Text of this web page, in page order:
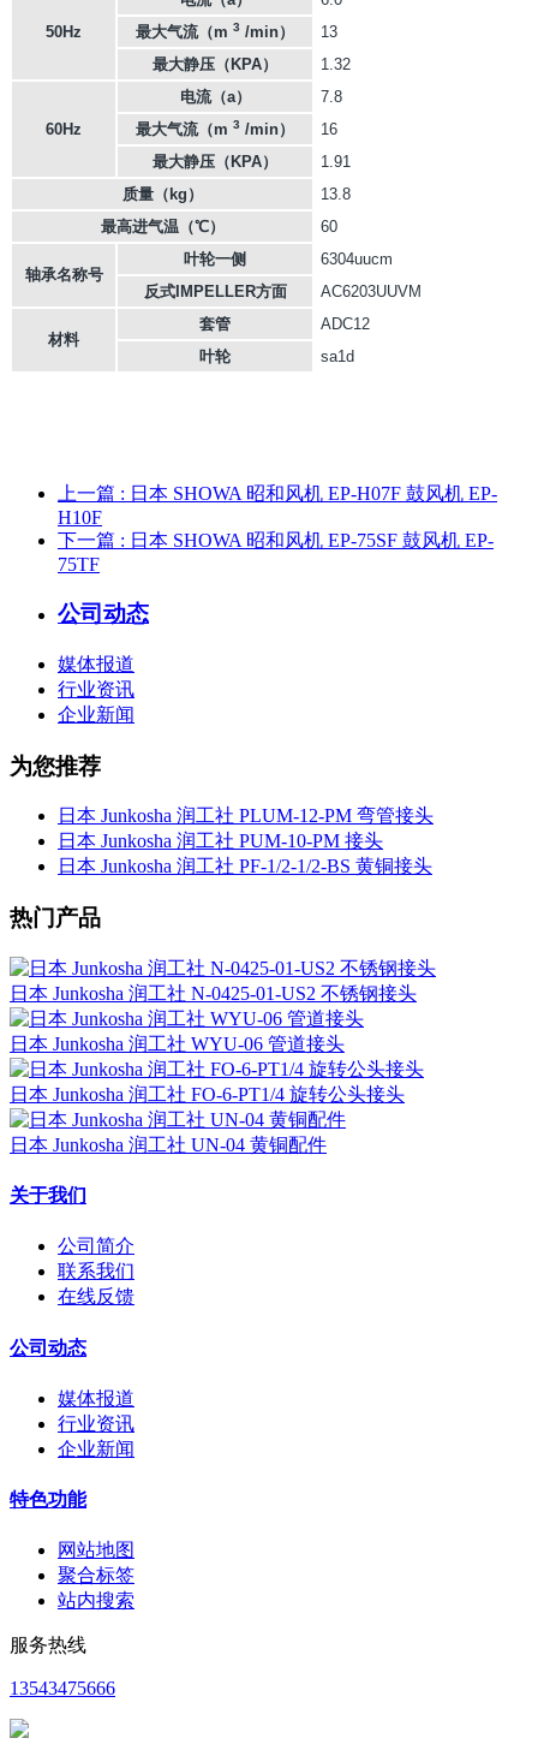
50Hz
最大气流（m 3 /min）
13
最大静压（KPA）
1.32
60Hz
电流（a）
7.8
最大气流（m 3 /min）
16
最大静压（KPA）
1.91
质量（kg）
13.8
最高进气温（℃）
60
轴承名称号
叶轮一侧
6304uucm
反式IMPELLER方面
AC6203UUVM
材料
套管
ADC12
叶轮
sa1d
上一篇 : 日本 SHOWA 昭和风机 EP-H07F 鼓风机 EP-
H10F
下一篇 : 日本 SHOWA 昭和风机 EP-75SF 鼓风机 EP-
75TF
公司动态
媒体报道
行业资讯
企业新闻
为您推荐
日本 Junkosha 润工社 PLUM-12-PM 弯管接头
日本 Junkosha 润工社 PUM-10-PM 接头
日本 Junkosha 润工社 PF-1/2-1/2-BS 黄铜接头
热门产品
日本 Junkosha 润工社 N-0425-01-US2 不锈钢接头
日本 Junkosha 润工社 WYU-06 管道接头
日本 Junkosha 润工社 FO-6-PT1/4 旋转公头接头
日本 Junkosha 润工社 UN-04 黄铜配件
关于我们
公司简介
联系我们
在线反馈
公司动态
媒体报道
行业资讯
企业新闻
特色功能
网站地图
聚合标签
站内搜索
服务热线
13543475666